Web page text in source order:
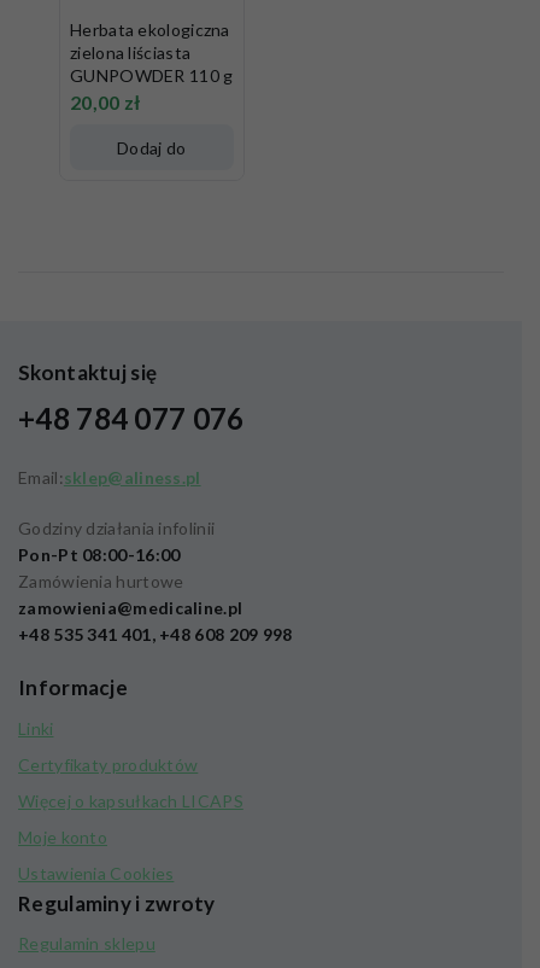
Herbata ekologiczna
zielona liściasta
GUNPOWDER 110 g
20,00 zł
Dodaj do
Skontaktuj się
+48 784 077 076
Email:sklep@aliness.pl
Godziny działania infolinii
Pon-Pt 08:00-16:00
Zamówienia hurtowe
zamowienia@medicaline.pl
+48 535 341 401, +48 608 209 998
Informacje
Linki
Certyfikaty produktów
Więcej o kapsułkach LICAPS
Moje konto
Ustawienia Cookies
Regulaminy i zwroty
Regulamin sklepu